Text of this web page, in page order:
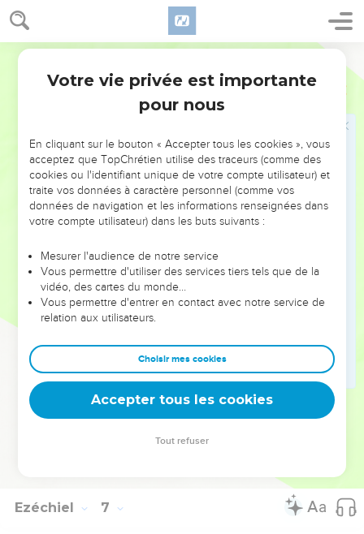
Ezéchiel 6
non pas seulement de Canaan. Les Israélites qui revinrent de
captivité n'étaient pas mus seulement par un sentiment
patriotique ; ils soupiraient surtout après le culte de l'Eternel.
L'exil les avait guéris de leur goût pour l'idolâtrie.
de la surprise. Le prophète doit exprimer par là le sentiment
de douleur et d'étonnement qu'éprouve Dieu lui-même à la
vue de la méchanceté opiniâtre de son peuple.
Les habitants de la ville tombent par l'épée ; ceux qui se
qui échappent à l'épée et à la peste sont victimes de la
famine.
13 Comparez versets 4 à 6.
Diblath
. Il s'agit probablement du désert situé dans le pays
de Moab en face de Jérusalem, de l'autre côté de la mer
Morte, non loin de Diblathaïm (Nombres 33.46).
Ezéchiel 7
Votre vie privée est importante
pour nous
En cliquant sur le bouton « Accepter tous les cookies », vous
acceptez que TopChrétien utilise des traceurs (comme des
cookies ou l'identifiant unique de votre compte utilisateur) et
traite vos données à caractère personnel (comme vos
données de navigation et les informations renseignées dans
votre compte utilisateur) dans les buts suivants :
Mesurer l'audience de notre service
Vous permettre d'utiliser des services tiers tels que de la
vidéo, des cartes du monde…
Vous permettre d'entrer en contact avec notre service de
relation aux utilisateurs.
Choisir mes cookies
Accepter tous les cookies
Tout refuser